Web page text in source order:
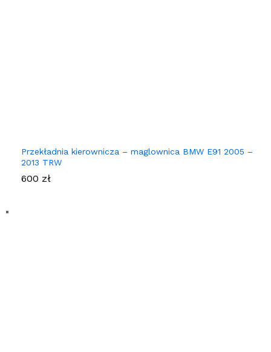
Przekładnia kierownicza – maglownica BMW E91 2005 –
2013 TRW
600 zł